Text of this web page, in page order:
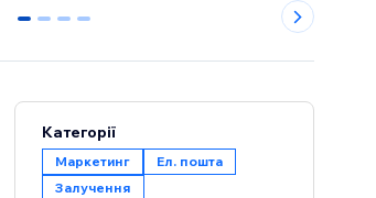
0 1 2 3
Категорії
Маркетинг
Ел. пошта
Залучення